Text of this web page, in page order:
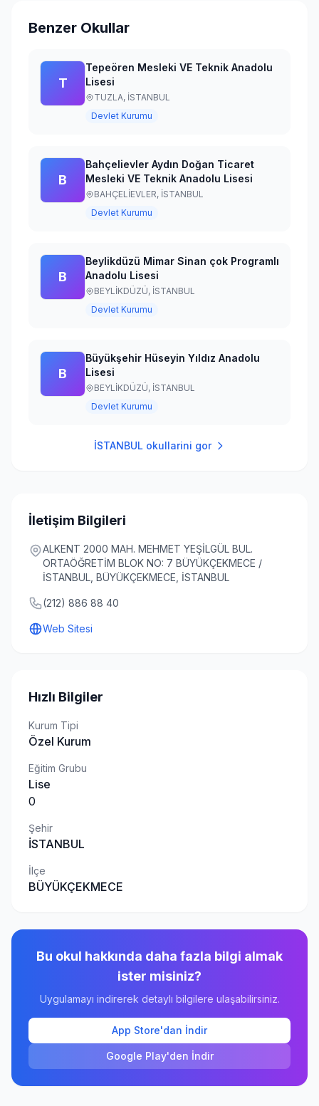
Benzer Okullar
T
Tepeören Mesleki VE Teknik Anadolu
Lisesi
TUZLA, İSTANBUL
Devlet Kurumu
B
Bahçelievler Aydın Doğan Ticaret
Mesleki VE Teknik Anadolu Lisesi
BAHÇELİEVLER, İSTANBUL
Devlet Kurumu
B
Beylikdüzü Mimar Sinan çok Programlı
Anadolu Lisesi
BEYLİKDÜZÜ, İSTANBUL
Devlet Kurumu
B
Büyükşehir Hüseyin Yıldız Anadolu
Lisesi
BEYLİKDÜZÜ, İSTANBUL
Devlet Kurumu
İSTANBUL okullarini gor
İletişim Bilgileri
ALKENT 2000 MAH. MEHMET YEŞİLGÜL BUL.
ORTAÖĞRETİM BLOK NO: 7 BÜYÜKÇEKMECE /
İSTANBUL, BÜYÜKÇEKMECE, İSTANBUL
(212) 886 88 40
Web Sitesi
Hızlı Bilgiler
Kurum Tipi
Özel Kurum
Eğitim Grubu
Lise
0
Şehir
İSTANBUL
İlçe
BÜYÜKÇEKMECE
Bu okul hakkında daha fazla bilgi almak
ister misiniz?
Uygulamayı indirerek detaylı bilgilere ulaşabilirsiniz.
App Store'dan İndir
Google Play'den İndir